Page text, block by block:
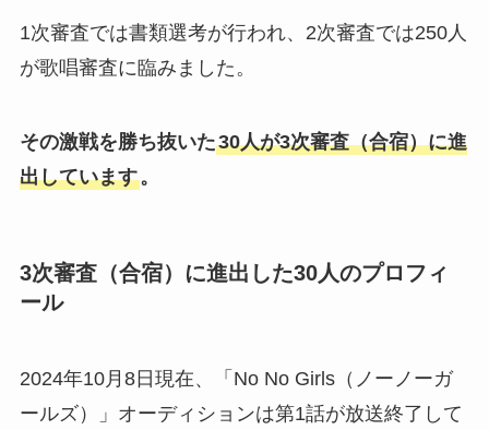
1次審査では書類選考が行われ、2次審査では250人
が歌唱審査に臨みました。
その激戦を勝ち抜いた30人が3次審査（合宿）に進
出しています。
3次審査（合宿）に進出した30人のプロフィ
ール
2024年10月8日現在、「No No Girls（ノーノーガ
ールズ）」オーディションは第1話が放送終了して